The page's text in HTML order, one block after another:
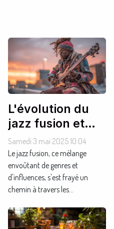
L'évolution du
jazz fusion et
son influence
sur la musique
moderne
Samedi 3 mai 2025 10:04
Le jazz fusion, ce mélange
envoûtant de genres et
d'influences, s'est frayé un
chemin à travers les...